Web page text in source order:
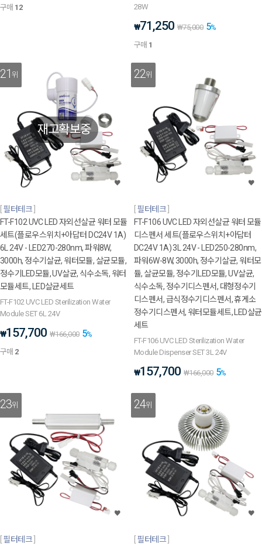
구매 12
28W
₩71,250 ₩75,000 5%
구매 1
재고확보중
21위
필터테크
FT-F102 UVC LED 자외선살균 워터 모듈
세트(플로우스위치+아답터 DC24V 1A)
6L 24V - LED270-280nm, 파워8W,
3000h, 정수기살균, 워터모듈, 살균모듈,
정수기LED모듈, UV살균, 식수소독, 워터
모듈세트, LED살균세트
FT-F102 UVC LED Sterilization Water
Module SET 6L 24V
₩157,700 ₩166,000 5%
구매 2
22위
필터테크
FT-F106 UVC LED 자외선살균 워터 모듈
디스펜서 세트(플로우스위치+아답터
DC24V 1A) 3L 24V - LED250-280nm,
파워6W-8W, 3000h, 정수기살균, 워터모
듈, 살균모듈, 정수기LED모듈, UV살균,
식수소독, 정수기디스펜서, 대형정수기
디스펜서, 급식정수기디스펜서, 휴게소
정수기디스펜서, 워터모듈세트, LED살균
세트
FT-F106 UVC LED Sterilization Water
Module Dispenser SET 3L 24V
₩157,700 ₩166,000 5%
23위
필터테크
24위
필터테크